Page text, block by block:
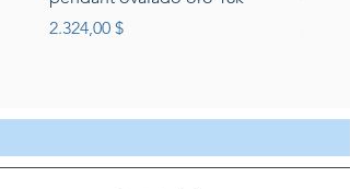
Preis
2.324,00 $